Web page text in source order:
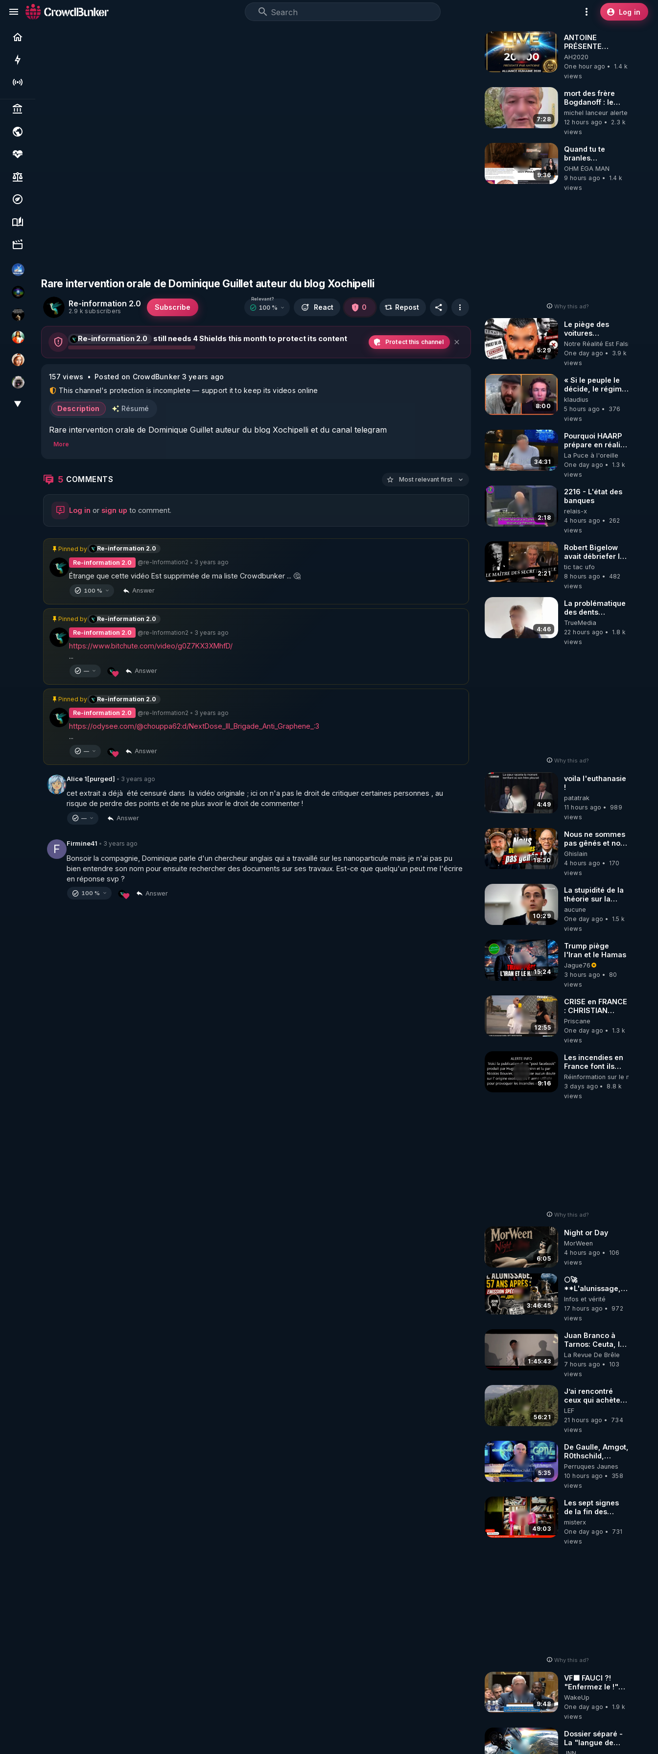
Log in
Live
Politics & institutions
Society, justice & freedoms
Economy, environment & technology
Science, history & spirituality
Culture, media & entertainment
PAROLE LIBRE
WakeUp
Infos et vérité
L'autre son de cloche
Ambr3
Priscane
▼
Rare intervention orale de Dominique Guillet auteur du blog Xochipelli
Re-information 2.0
2.9 k subscribers Subscribe
Relevant?
100 % React 0 Repost
Re-information 2.0 still needs 4 Shields this month to protect its content Protect this channel
157 views
Posted on CrowdBunker 3 years ago
This channel's protection is incomplete — support it to keep its videos online
Description Résumé
Rare intervention orale de Dominique Guillet auteur du blog Xochipelli et du canal telegram
@brigadesantigraphene
judeophobie-et-pour-tous-les-amateurs-de-peintures-et-autres-cantos-cannabino-fongiques/
https://t.me/Reinformation2point0
...
More
5 COMMENTS Most relevant first
Log in or sign up to comment.
Pinned by
Re-information 2.0
Re-information 2.0
@re-Information2 • 3 years ago
Étrange que cette vidéo Est supprimée de ma liste Crowdbunker ... 🤔
100 % Answer
Pinned by
Re-information 2.0
Re-information 2.0
@re-Information2 • 3 years ago
https://www.bitchute.com/video/g0Z7KX3XMhfD/
...
— Answer
Pinned by
Re-information 2.0
Re-information 2.0
@re-Information2 • 3 years ago
https://odysee.com/@chouppa62:d/NextDose_III_Brigade_Anti_Graphene_:3
...
— Answer
Alice 1[purged] • 3 years ago
cet extrait a déjà  été censuré dans  la vidéo originale ; ici on n'a pas le droit de critiquer certaines personnes , au
risque de perdre des points et de ne plus avoir le droit de commenter !
— Answer
F Firmine41 • 3 years ago
Bonsoir la compagnie, Dominique parle d'un chercheur anglais qui a travaillé sur les nanoparticule mais je n'ai pas pu
bien entendre son nom pour ensuite rechercher des documents sur ses travaux. Est-ce que quelqu'un peut me l'écrire
en réponse svp ?
100 % Answer
ANTOINE
PRÉSENTE
AH2020 LE LIVE
20H ***DU
06/08/2026***
AH2020
One hour ago
1.4 k
views
7:28
mort des frère
Bogdanoff : le
mensonge d état
michel lanceur alerte
12 hours ago
2.3 k
views
9:36
Quand tu te
branles
bonhomme tu
émets des ondes
ils ont juste omis
OHM ÉGA MAN
9 hours ago
1.4 k
views
Why this ad?
5:29
Le piège des
voitures
électriques se
referme sur les
usagers !
Notre Réalité Est Falsifiée Et
One day ago
3.9 k
views
8:00
« Si le peuple le
décide, le régime
peut tomber
demain ! »
klaudius
5 hours ago
376
views
34:31
Pourquoi HAARP
prépare en réalité
un CHAOS
climatique, on
répond
La Puce à l'oreille
One day ago
1.3 k
views
2:18
2216 - L'état des
banques
relais-x
4 hours ago
262
views
2:21
Robert Bigelow
avait débriefer le
pédophile
génocidaire de
donald j trump
tic tac ufo
8 hours ago
482
views
4:46
La problématique
des dents
dévitalisées et
des implants
TrueMedia
22 hours ago
1.8 k
views
Why this ad?
4:49
voila l'euthanasie
!
patatrak
11 hours ago
989
views
18:30
Nous ne sommes
pas gênés et nous
n’avons pas
besoin de nous
excuser ! #jw
#collegecentral
Ghislain
4 hours ago
170
views
10:29
La stupidité de la
théorie sur la
responsabilité de
l’homme
concernant le
carbone.
aucune
One day ago
1.5 k
views
15:24
Trump piège
l'Iran et le Hamas
Jague76
3 hours ago
80
views
12:55
CRISE en FRANCE
: CHRISTIAN
COTTEN FAIT une
étrange
découverte
Priscane
One day ago
1.3 k
views
9:16
Les incendies en
France font ils
partie d' un plan
qui aurait débuté
le 11 septembre
Réinformation sur le monde
3 days ago
8.8 k
views
Why this ad?
6:05
Night or Day
MorWeen
4 hours ago
106
views
3:46:45
🌕🚀
**L'alunissage,
57 ans après :
Émission spéciale
avec John Doe
Infos et vérité
17 hours ago
972
views
1:45:43
Juan Branco à
Tarnos: Ceuta, le
narcotrafic et le
pouvoir en France
La Revue De Brêle
7 hours ago
103
views
56:21
J’ai rencontré
ceux qui achètent
des bunkers pour
survivre à la fin
du monde
LEF
21 hours ago
734
views
5:35
De Gaulle, Amgot,
R0thschild,
Macron &
Pompidou…
Macron Claude
X 2024
Perruques Jaunes
10 hours ago
358
views
49:03
Les sept signes
de la fin des
temps selon
l’intervenant
misterx
One day ago
731
views
Why this ad?
9:48
VF🟩 FAUCI ?!
"Enfermez le !"
(Lock him up!) -
Quartz Traduction
WakeUp
One day ago
1.9 k
views
Dossier séparé -
La "langue de
feu" a